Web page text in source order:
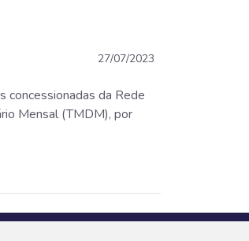
27/07/2023
concessionadas da Rede
Mensal (TMDM), por